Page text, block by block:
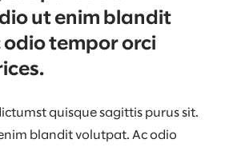
ut enim blandit
tempor orci
quisque sagittis purus sit.
blandit volutpat. Ac odio